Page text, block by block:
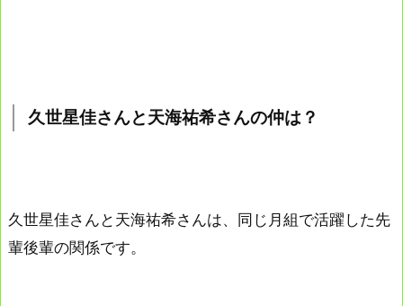
久世星佳さんと天海祐希さんの仲は？
久世星佳さんと天海祐希さんは、同じ月組で活躍した先
輩後輩の関係です。